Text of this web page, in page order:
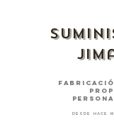
desde hace